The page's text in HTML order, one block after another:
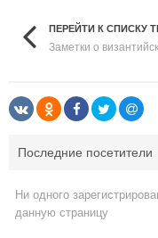
ПЕРЕЙТИ К СПИСКУ
Заметки о
Последние посетители
Ни одного
данную страницу